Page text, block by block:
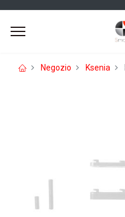
Negozio Ksenia